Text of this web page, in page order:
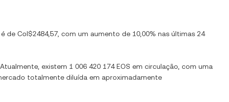
é de Col$2484,57 , com um aumento de 10,00% nas últimas 24
. Atualmente, existem 1 006 420 174 EOS em circulação, com uma
totalmente diluída em aproximadamente